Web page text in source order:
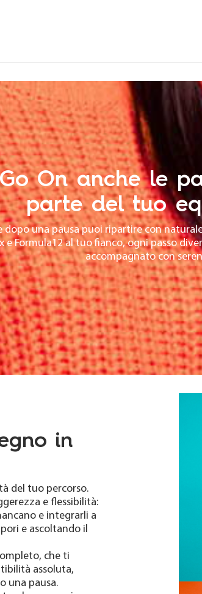
On anche le
parte del tuo
dopo una pausa puoi ripartire con
e Formula12 al tuo fianco, ogni passo
accompagnato con
in
del tuo percorso.
e flessibilità:
e integrarli a
e ascoltando il
che ti
assoluta,
una pausa.